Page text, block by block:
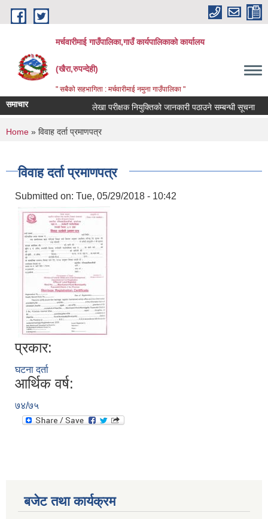
Skip to main content
मर्चवारीमाई गाउँपालिका,गाउँ कार्यपालिकाको कार्यालय
(खैरा,रुपन्देही)
" सबैको सहभागिता : मर्चवारीमाई नमुना गाउँपालिका "
समाचार लेखा परीक्षक नियुक्तिको जानकारी पठाउने सम्बन्धी सूचना
You are here
Home » विवाह दर्ता प्रमाणपत्र
विवाह दर्ता प्रमाणपत्र
Submitted on: Tue, 05/29/2018 - 10:42
प्रकार:
घटना दर्ता
आर्थिक वर्ष:
७४/७५
बजेट तथा कार्यक्रम